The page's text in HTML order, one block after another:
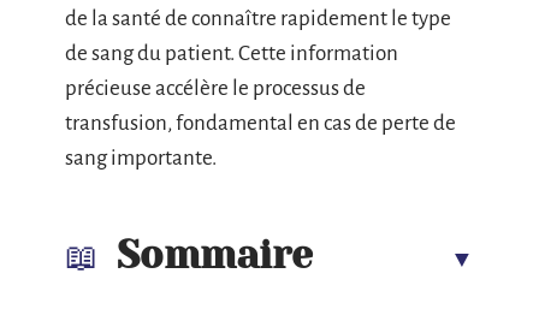
de la santé de connaître rapidement le type
de sang du patient. Cette information
précieuse accélère le processus de
transfusion, fondamental en cas de perte de
sang importante.
Sommaire